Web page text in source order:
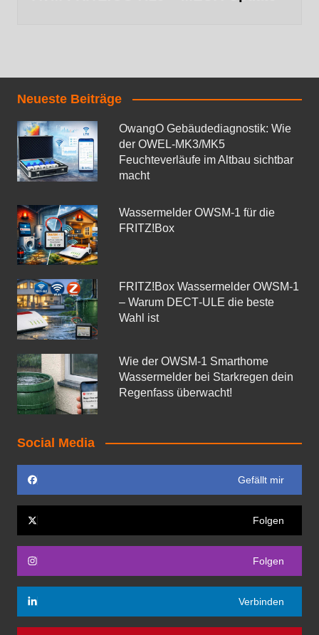
Neueste Beiträge
OwangO Gebäudediagnostik: Wie
der OWEL‑MK3/MK5
Feuchteverläufe im Altbau sichtbar
macht
Wassermelder OWSM‑1 für die
FRITZ!Box
FRITZ!Box Wassermelder OWSM-1
– Warum DECT‑ULE die beste
Wahl ist
Wie der OWSM‑1 Smarthome
Wassermelder bei Starkregen dein
Regenfass überwacht!
Social Media
Gefällt mir
Folgen
Folgen
Verbinden